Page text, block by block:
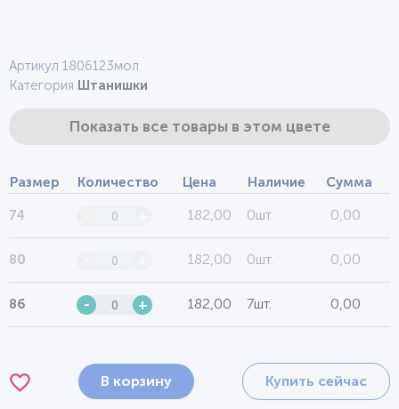
Артикул 1806123мол
Категория Штанишки
Показать все товары в этом цвете
Размер Количество Цена Наличие Сумма
74 182,00 0шт. 0,00
80 182,00 0шт. 0,00
86 - + 182,00 7шт. 0,00
В корзину Купить сейчас